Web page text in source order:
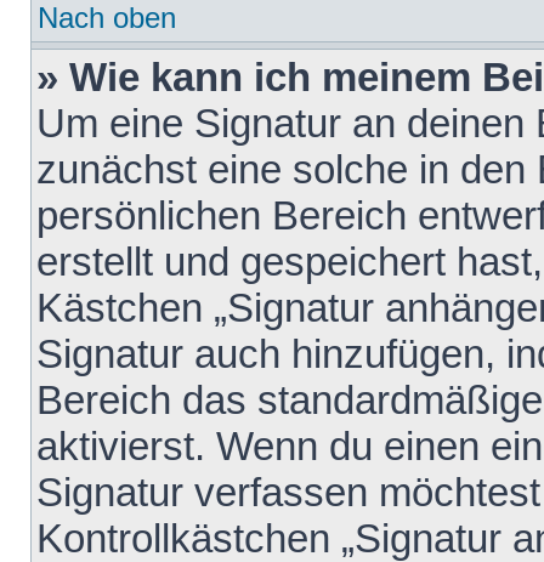
Nach oben
» Wie kann ich meinem
Um eine Signatur an
zunächst eine solche in den
persönlichen Bereich
erstellt und gespeichert
Kästchen „Signatur
Signatur auch hinzufügen,
Bereich das
aktivierst. Wenn du einen
Signatur verfassen
Kontrollkästchen „Signatur